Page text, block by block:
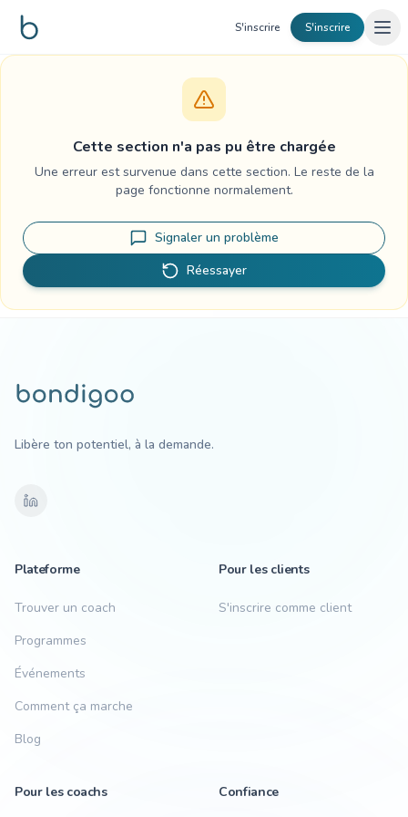
Aller au contenu
S'inscrire S'inscrire
Cette section n'a pas pu être chargée
Une erreur est survenue dans cette section. Le reste de la
page fonctionne normalement.
Signaler un problème
Réessayer
Libère ton potentiel, à la demande.
Plateforme
Trouver un coach
Programmes
Événements
Comment ça marche
Blog
Pour les clients
S'inscrire comme client
Pour les coachs Confiance